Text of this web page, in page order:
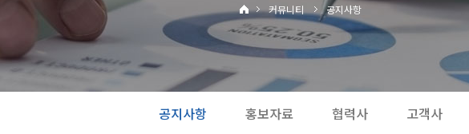
커뮤니티 공지사항
공지사항 홍보자료 협력사 고객사